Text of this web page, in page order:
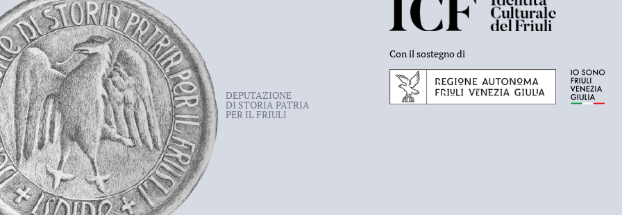
DEPUTAZIONE
DI STORIA PATRIA
PER IL FRIULI
Con il sostegno di